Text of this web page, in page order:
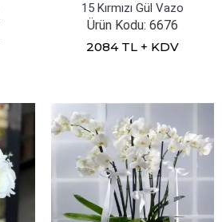
15 Kırmızı Gül Vazo
Ürün Kodu: 6676
2084 TL + KDV